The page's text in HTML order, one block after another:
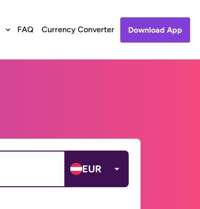
FAQ Currency Converter Download App
EUR